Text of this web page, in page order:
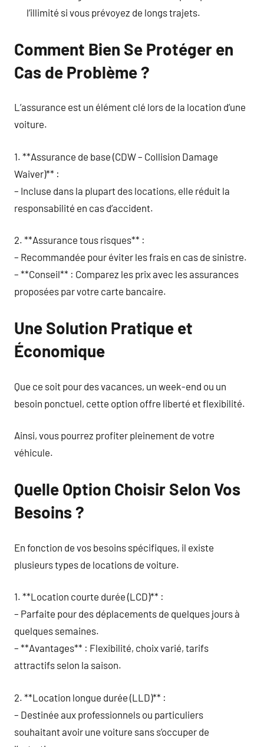
l’illimité si vous prévoyez de longs trajets.
Comment Bien Se Protéger en
Cas de Problème ?
L’assurance est un élément clé lors de la location d’une
voiture.
1. **Assurance de base (CDW – Collision Damage
Waiver)** :
– Incluse dans la plupart des locations, elle réduit la
responsabilité en cas d’accident.
2. **Assurance tous risques** :
– Recommandée pour éviter les frais en cas de sinistre.
– **Conseil** : Comparez les prix avec les assurances
proposées par votre carte bancaire.
Une Solution Pratique et
Économique
Que ce soit pour des vacances, un week-end ou un
besoin ponctuel, cette option offre liberté et flexibilité.
Ainsi, vous pourrez profiter pleinement de votre
véhicule.
Quelle Option Choisir Selon Vos
Besoins ?
En fonction de vos besoins spécifiques, il existe
plusieurs types de locations de voiture.
1. **Location courte durée (LCD)** :
– Parfaite pour des déplacements de quelques jours à
quelques semaines.
– **Avantages** : Flexibilité, choix varié, tarifs
attractifs selon la saison.
2. **Location longue durée (LLD)** :
– Destinée aux professionnels ou particuliers
souhaitant avoir une voiture sans s’occuper de